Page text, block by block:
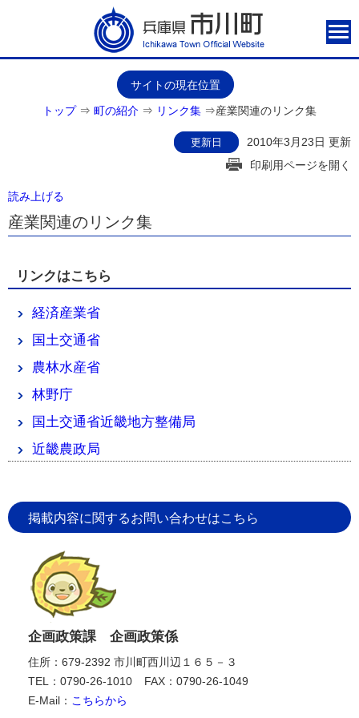
サイトの現在位置
トップ⇒ 町の紹介 ⇒ リンク集 ⇒産業関連のリンク集
更新日
2010年3月23日 更新
印刷用ページを開く
読み上げる
産業関連のリンク集
リンクはこちら
経済産業省
国土交通省
農林水産省
林野庁
国土交通省近畿地方整備局
近畿農政局
掲載内容に関するお問い合わせはこちら
企画政策課 企画政策係
住所：679-2392 市川町西川辺１６５－３
TEL：0790-26-1010
FAX：0790-26-1049
E-Mail： こちらから